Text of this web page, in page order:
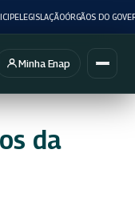
LEGISLAÇÃOÓRGÃOS DO
Minha Enap
da